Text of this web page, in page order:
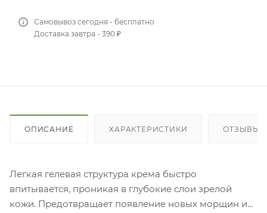
Самовывоз сегодня - бесплатно
Доставка завтра - 390 ₽
ОПИСАНИЕ ХАРАКТЕРИСТИКИ ОТЗЫВЫ
Легкая гелевая структура крема быстро
впитывается, проникая в глубокие слои зрелой
кожи. Предотвращает появление новых морщин и